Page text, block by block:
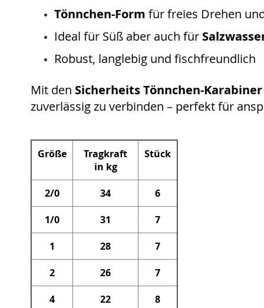
Tönnchen-Form für freies Drehen
Ideal für Süß aber auch für
Robust, langlebig und fischfreundlich
Mit den Sicherheits Tönnchen-
zuverlässig zu verbinden – perfekt für
Größe
Tragkraft
in kg
Stück
2/0 34 6
1/0 31 7
1 28 7
2 26 7
4 22 8